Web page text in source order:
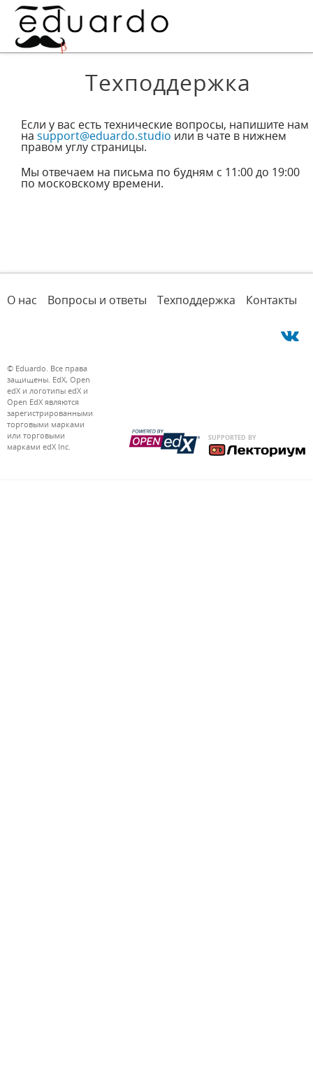
Техподдержка
Если у вас есть технические вопросы, напишите нам
на support@eduardo.studio или в чате в нижнем
правом углу страницы.
Мы отвечаем на письма по будням с 11:00 до 19:00
по московскому времени.
О нас Вопросы и ответы Техподдержка Контакты
© Eduardo. Все права
защищены. EdX, Open
edX и логотипы edX и
Open EdX являются
зарегистрированными
торговыми марками
или торговыми
марками edX Inc.